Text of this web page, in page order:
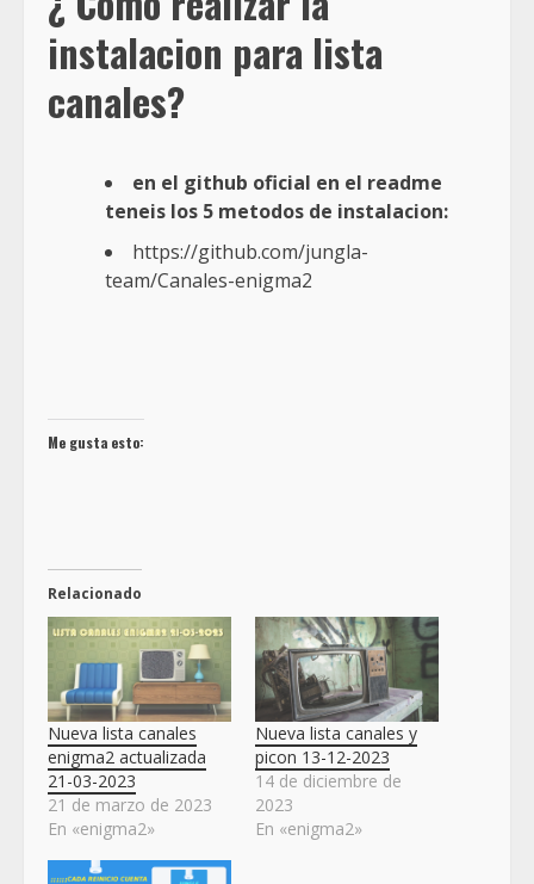
instalacion para lista
canales?
en el github oficial en el readme
teneis los 5 metodos de instalacion:
https://github.com/jungla-
team/Canales-enigma2
Me gusta esto:
Relacionado
Nueva lista canales
enigma2 actualizada
21-03-2023
21 de marzo de 2023
En «enigma2»
Nueva lista canales y
picon 13-12-2023
14 de diciembre de
2023
En «enigma2»